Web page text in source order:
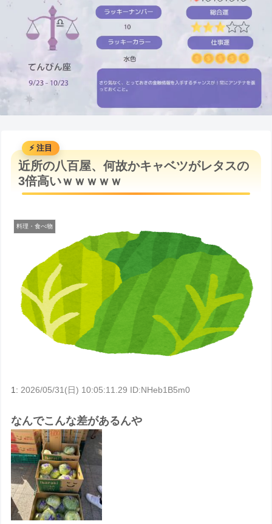
M
u
t
近所の八百屋、何故かキャベツがレタスの
3倍高いｗｗｗｗｗ
料理・食べ物
1: 2026/05/31(日) 10:05:11.29 ID:NHeb1B5m0
なんでこんな差があるんや